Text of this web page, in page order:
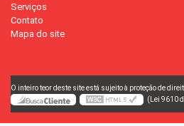
Serviços
Contato
Mapa do site
O inteiro teor deste site está sujeito à proteção de
(Lei 9610